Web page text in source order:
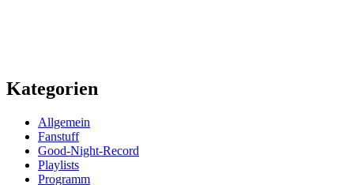
Kategorien
Allgemein
Fanstuff
Good-Night-Record
Playlists
Programm